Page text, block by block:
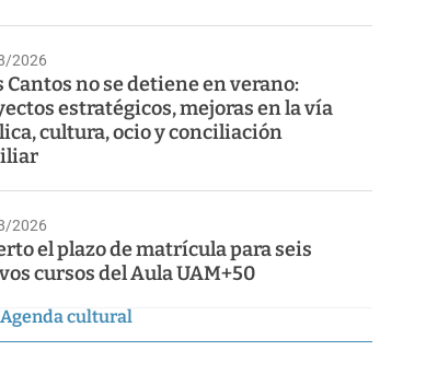
2026
Cantos no se detiene en verano:
estratégicos, mejoras en la vía
cultura, ocio y conciliación
2026
el plazo de matrícula para seis
cursos del Aula UAM+50
Agenda cultural